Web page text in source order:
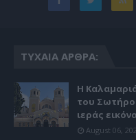
ΤΥΧΑΊΑ ΆΡΘΡΑ:
Η
του
ιεράς
August 06,